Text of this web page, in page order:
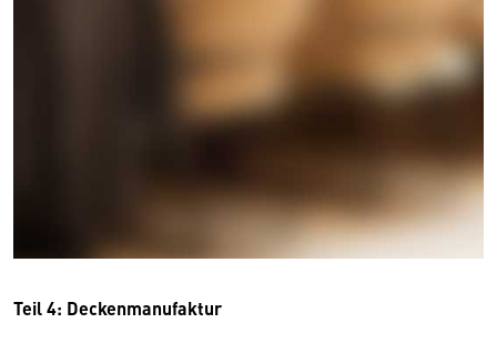
Teil 4: Deckenmanufaktur
Wir benötigen Ihre Zustimmung
Inhalt anzeigen. Dafür benötigen wir allerdings
Ihre Zustimmung, da Ihr Browser
personenbezogene technische Daten zu Geräten
und Nutzerverhalten mitunter mit US-
Diese Daten unterliegen keinem dem EU-